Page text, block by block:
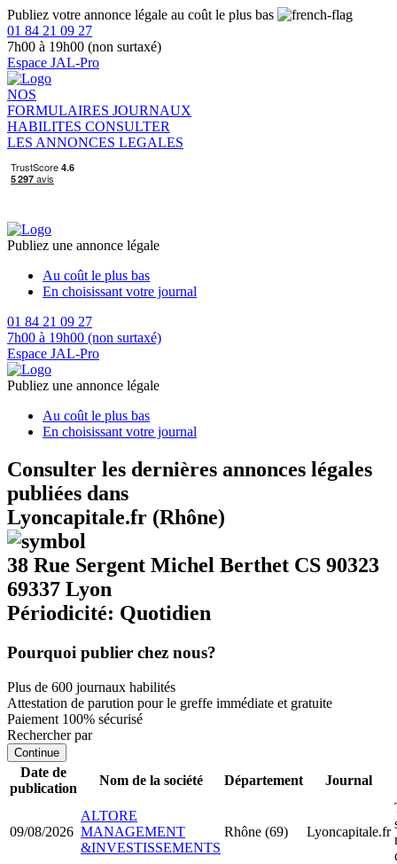
Publiez votre annonce légale au coût le plus bas
01 84 21 09 27
7h00 à 19h00 (non surtaxé)
Espace JAL-Pro
NOS
FORMULAIRES JOURNAUX
HABILITES CONSULTER
LES ANNONCES LEGALES
Publiez une annonce légale
Au coût le plus bas
En choisissant votre journal
01 84 21 09 27
7h00 à 19h00 (non surtaxé)
Espace JAL-Pro
Publiez une annonce légale
Au coût le plus bas
En choisissant votre journal
Consulter les dernières annonces légales
publiées dans
Lyoncapitale.fr (Rhône)
38 Rue Sergent Michel Berthet CS 90323
69337 Lyon
Périodicité: Quotidien
Pourquoi publier chez nous?
Plus de 600 journaux habilités
Attestation de parution pour le greffe immédiate et gratuite
Paiement 100% sécurisé
Rechercher par
Continue
Date de
publication
Nom de la société Département Journal
09/08/2026
ALTORE
MANAGEMENT
&INVESTISSEMENTS
Rhône (69) Lyoncapitale.fr